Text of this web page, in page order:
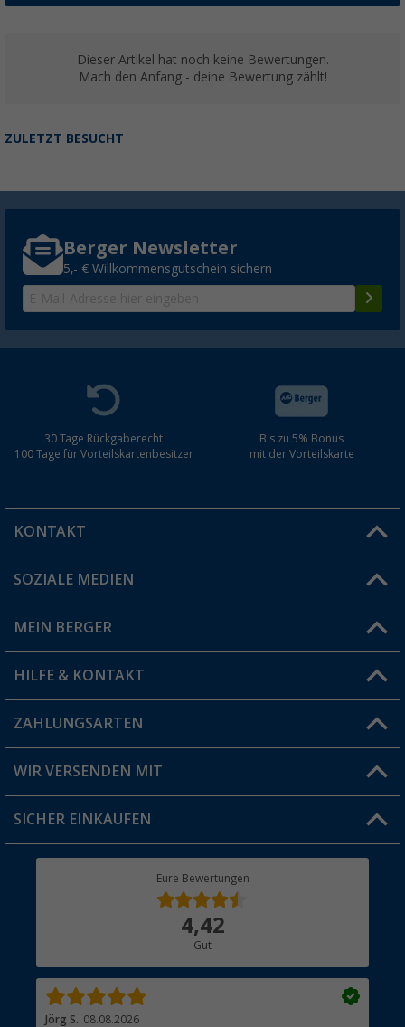
Dieser Artikel hat noch keine Bewertungen.
Mach den Anfang - deine Bewertung zählt!
ZULETZT BESUCHT
Berger Newsletter
5,- € Willkommensgutschein sichern
30 Tage Rückgaberecht
100 Tage für Vorteilskartenbesitzer
Bis zu 5% Bonus
mit der Vorteilskarte
KONTAKT
Du hast eine Frage?
Filiale finden
SOZIALE MEDIEN
MEIN BERGER
Vorteilskarte
Blog
Jobs & Karriere
HILFE & KONTAKT
FAQ & Kontakt
Versandinformationen
Rücksendung
ZAHLUNGSARTEN
WIR VERSENDEN MIT
SICHER EINKAUFEN
Eure Bewertungen
4,42
Gut
Jörg S. 08.08.2026